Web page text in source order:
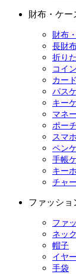
財布・ケー
財布
長財
折り
コイ
カー
パス
キー
マネ
ポーチ
スマ
ペン
手帳
キー
チャ
ファッショ
ファ
ネッ
帽子
イヤ
手袋